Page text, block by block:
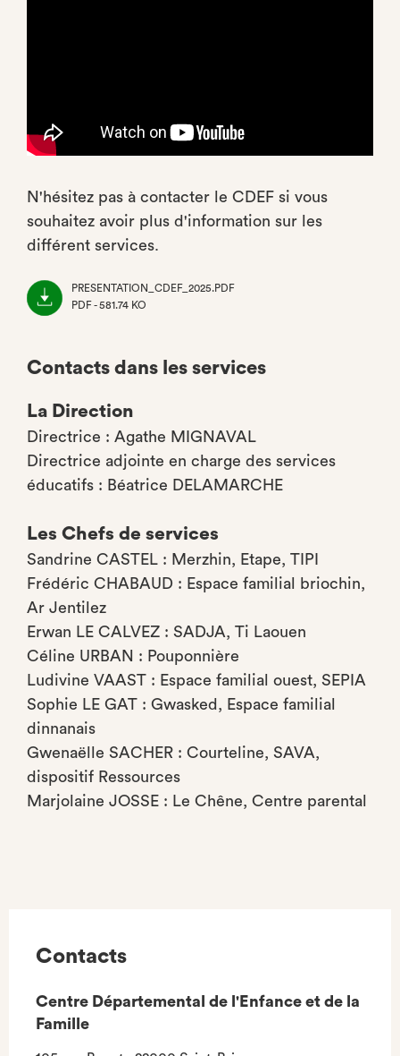
N'hésitez pas à contacter le CDEF si vous
souhaitez avoir plus d'information sur les
différent services.
PRESENTATION_CDEF_2025.PDF
PDF - 581.74 KO
Contacts dans les services
La Direction
Directrice : Agathe MIGNAVAL
Directrice adjointe en charge des services
éducatifs : Béatrice DELAMARCHE
Les Chefs de services
Sandrine CASTEL : Merzhin, Etape, TIPI
Frédéric CHABAUD : Espace familial briochin,
Ar Jentilez
Erwan LE CALVEZ : SADJA, Ti Laouen
Céline URBAN : Pouponnière
Ludivine VAAST : Espace familial ouest, SEPIA
Sophie LE GAT : Gwasked, Espace familial
dinnanais
Gwenaëlle SACHER : Courteline, SAVA,
dispositif Ressources
Marjolaine JOSSE : Le Chêne, Centre parental
Contacts
Centre Départemental de l'Enfance et de la
Famille